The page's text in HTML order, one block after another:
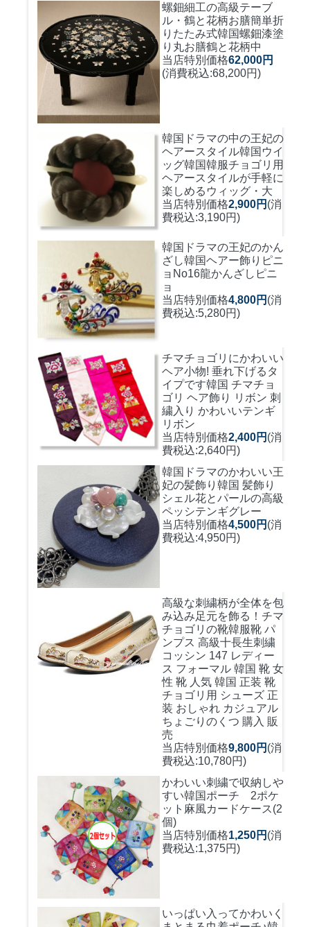
螺鈿細工の高級テーブ
ル・鶴と花柄お膳簡単折
りたたみ式韓国螺鈿漆塗
り丸お膳鶴と花柄中
当店特別価格62,000円
(消費税込:68,200円)
韓国ドラマの中の王妃の
ヘアースタイル韓国ウイ
ッグ韓国韓服チョゴリ用
ヘアースタイルが手軽に
楽しめるウィッグ・大
当店特別価格2,900円 (消
費税込:3,190円)
韓国ドラマの王妃のかん
ざし韓国ヘアー飾りピニ
ョNo16龍かんざしピニ
ョ
当店特別価格4,800円 (消
費税込:5,280円)
チマチョゴリにかわいい
ヘア小物! 垂れ下げるタ
イプです韓国 チマチョ
ゴリ ヘア飾り リボン 刺
繍入り かわいいテンギ
リボン
当店特別価格2,400円 (消
費税込:2,640円)
韓国ドラマのかわいい王
妃の髪飾り 韓国 髪飾り
シェル花とパールの高級
ペッシテンギグレー
当店特別価格4,500円 (消
費税込:4,950円)
高級な刺繍柄が全体を包
み込み足元を飾る！ チマ
チョゴリの靴韓服靴 パ
ンプス 高級十長生刺繍
コッシン 147 レディー
ス フォーマル 韓国 靴 女
性 靴 人気 韓国 正装 靴
チョゴリ用 シューズ 正
装 おしゃれ カジュアル
ちょごりのくつ 購入 販
売
当店特別価格9,800円 (消
費税込:10,780円)
かわいい刺繍で収納しや
すい韓国ポーチ 2ポケ
ット麻風カードケース(2
個)
当店特別価格1,250円 (消
費税込:1,375円)
いっぱい入ってかわいく